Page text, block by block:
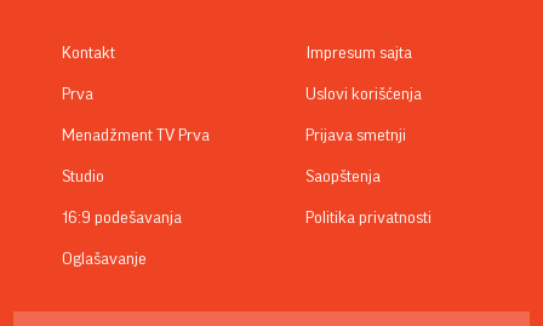
Kontakt
Prva
Menadžment TV Prva
Studio
16:9 podešavanja
Oglašavanje
Impresum sajta
Uslovi korišćenja
Prijava smetnji
Saopštenja
Politika privatnosti